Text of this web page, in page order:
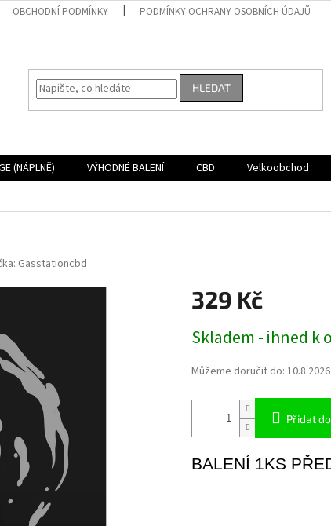
OBCHODNÍ PODMÍNKY PODMÍNKY OCHRANY OSOBNÍCH ÚDAJŮ
HLEDAT
(NÁPLNĚ) VÝHODNÉ BALENÍ CBD Velkoobchod
Gasstationcbd
329 Kč
cena:
Skladem - ihned k
Můžeme doručit do: 10.8.2026
Přidat
BALENÍ 1KS